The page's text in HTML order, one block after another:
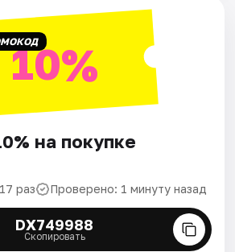
10%
на покупке
раз Проверено: 1 минуту назад
DX749988
Скопировать